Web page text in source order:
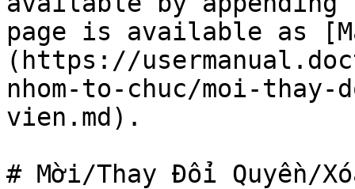
page is available as
(https://
nhom-to-chuc/moi-thay-
vien.md).
# Mời/Thay Đổi Quyền/